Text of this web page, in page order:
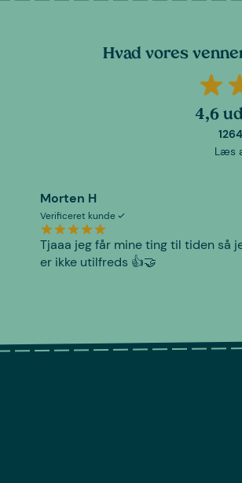
Hvad vores
4,6
Læs
Morten H
Verificeret kunde
Tjaaa jeg får mine ting til tiden så
er ikke utilfreds 👍🤝